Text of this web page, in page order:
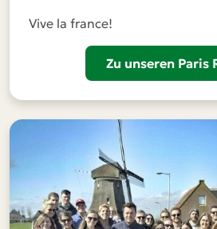
Vive la france!
Zu unseren Paris